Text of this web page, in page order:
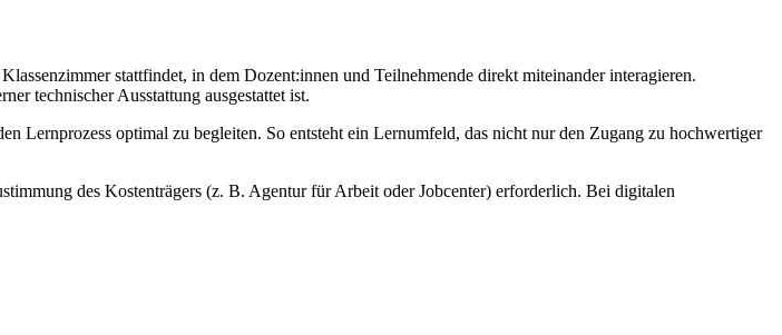
stattfindet, in dem Dozent:innen und Teilnehmende direkt miteinander interagieren.
technischer Ausstattung ausgestattet ist.
Lernprozess optimal zu begleiten. So entsteht ein Lernumfeld, das nicht nur den Zugang zu hochwertiger
des Kostenträgers (z. B. Agentur für Arbeit oder Jobcenter) erforderlich. Bei digitalen